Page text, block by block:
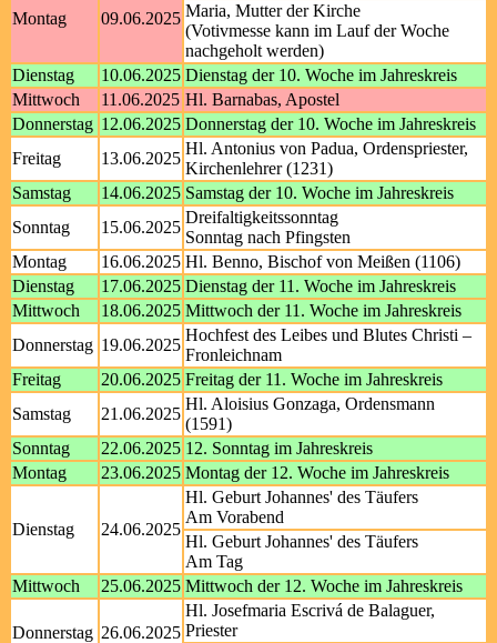
Montag 09.06.2025 Maria, Mutter der Kirche
(Votivmesse kann im Lauf der Woche
nachgeholt werden)
Dienstag
10.06.2025 Dienstag der 10. Woche im Jahreskreis
Mittwoch
11.06.2025 Hl. Barnabas, Apostel
Donnerstag 12.06.2025 Donnerstag der 10. Woche im Jahreskreis
Freitag
13.06.2025
Hl. Antonius von Padua, Ordenspriester,
Kirchenlehrer (1231)
Samstag
14.06.2025 Samstag der 10. Woche im Jahreskreis
Sonntag
15.06.2025
Dreifaltigkeitssonntag
Sonntag nach Pfingsten
Montag
16.06.2025 Hl. Benno, Bischof von Meißen (1106)
Dienstag
17.06.2025 Dienstag der 11. Woche im Jahreskreis
Mittwoch
18.06.2025 Mittwoch der 11. Woche im Jahreskreis
Donnerstag 19.06.2025
Hochfest des Leibes und Blutes Christi –
Fronleichnam
Freitag
20.06.2025 Freitag der 11. Woche im Jahreskreis
Samstag
21.06.2025
Hl. Aloisius Gonzaga, Ordensmann
(1591)
Sonntag
22.06.2025 12. Sonntag im Jahreskreis
Montag
23.06.2025 Montag der 12. Woche im Jahreskreis
Dienstag 24.06.2025
Hl. Geburt Johannes' des Täufers
Am Vorabend
Hl. Geburt Johannes' des Täufers
Am Tag
Mittwoch
25.06.2025 Mittwoch der 12. Woche im Jahreskreis
Donnerstag 26.06.2025
Hl. Josefmaria Escrivá de Balaguer,
Priester